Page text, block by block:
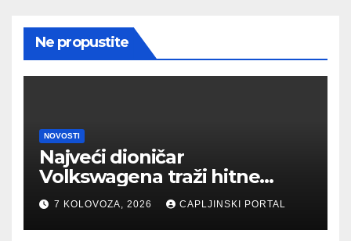
Ne propustite
NOVOSTI
Najveći dioničar
Volkswagena traži hitne
rezove, ugroženo 100.000
radnih mjesta
7 KOLOVOZA, 2026 CAPLJINSKI PORTAL